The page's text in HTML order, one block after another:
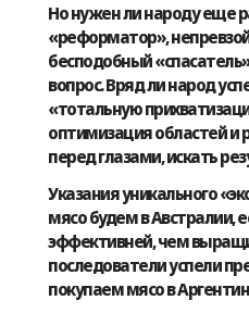
Но нужен ли народу еще
«реформатор»,
бесподобный
вопрос. Вряд ли народ
«тотальную
оптимизация областей и
перед глазами, искать
Указания уникального
мясо будем в Австралии,
эффективней, чем
последователи успели
покупаем мясо в